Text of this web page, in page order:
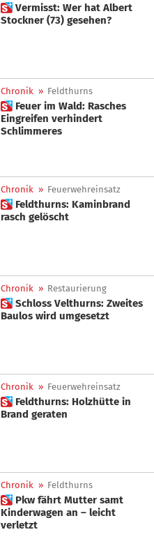
 Vermisst: Wer hat Albert
Stockner (73) gesehen?
Chronik » Feldthurns
 Feuer im Wald: Rasches
Eingreifen verhindert
Schlimmeres
Chronik » Feuerwehreinsatz
 Feldthurns: Kaminbrand
rasch gelöscht
Chronik » Restaurierung
 Schloss Velthurns: Zweites
Baulos wird umgesetzt
Chronik » Feuerwehreinsatz
 Feldthurns: Holzhütte in
Brand geraten
Chronik » Feldthurns
 Pkw fährt Mutter samt
Kinderwagen an – leicht
verletzt